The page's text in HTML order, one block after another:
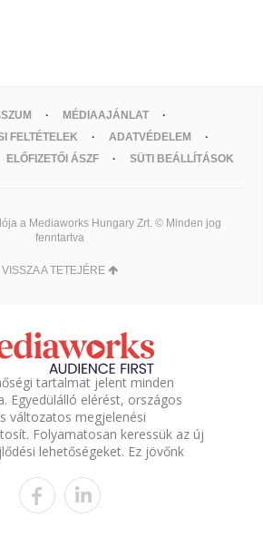
MÉDIAAJÁNLAT
FELTÉTELEK
ADATVÉDELEM
ELŐFIZETŐI ÁSZF SÜTI BEÁLLÍTÁSOK
a Mediaworks Hungary Zrt. © Minden jog
fenntartva
VISSZA A TETEJÉRE
tartalmat jelent minden
Egyedülálló elérést, országos
változatos megjelenési
Folyamatosan keressük az új
lehetőségeket. Ez jövőnk